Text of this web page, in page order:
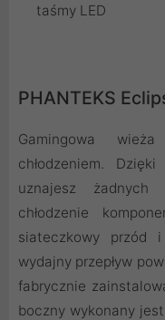
taśmy LED
PHANTEKS
Gamingowa
chłodzeniem.
uznajesz
chłodzenie
siateczkowy przód
wydajny przepływ
fabrycznie
boczny wykonany